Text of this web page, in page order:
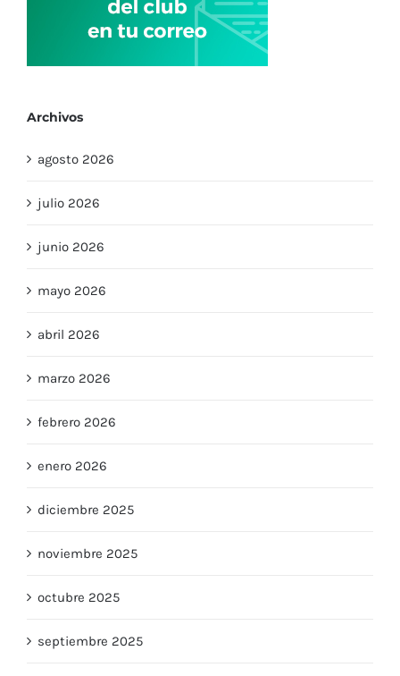
Archivos
agosto 2026
julio 2026
junio 2026
mayo 2026
abril 2026
marzo 2026
febrero 2026
enero 2026
diciembre 2025
noviembre 2025
octubre 2025
septiembre 2025